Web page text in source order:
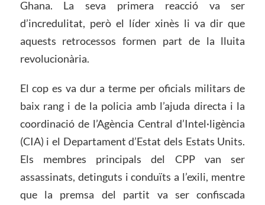
Ghana. La seva primera reacció va ser
d’incredulitat, però el líder xinès li va dir que
aquests retrocessos formen part de la lluita
revolucionària.
El cop es va dur a terme per oficials militars de
baix rang i de la policia amb l’ajuda directa i la
coordinació de l’Agència Central d’Intel·ligència
(CIA) i el Departament d’Estat dels Estats Units.
Els membres principals del CPP van ser
assassinats, detinguts i conduïts a l’exili, mentre
que la premsa del partit va ser confiscada